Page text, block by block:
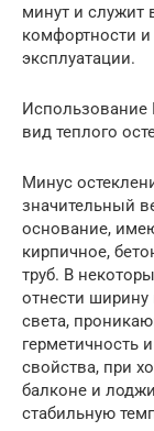
минут и
комфортности
эксплуатации.
вид теплого
Минус
значительный
основание,
кирпичное,
труб. В
отнести ширину
света,
герметичность
свойства, при
балконе и
стабильную